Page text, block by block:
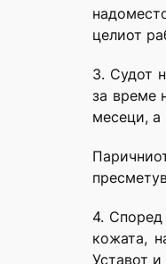
целиот
3. Судот
за време
месеци, а
4. Според
кожата,
Уставот и